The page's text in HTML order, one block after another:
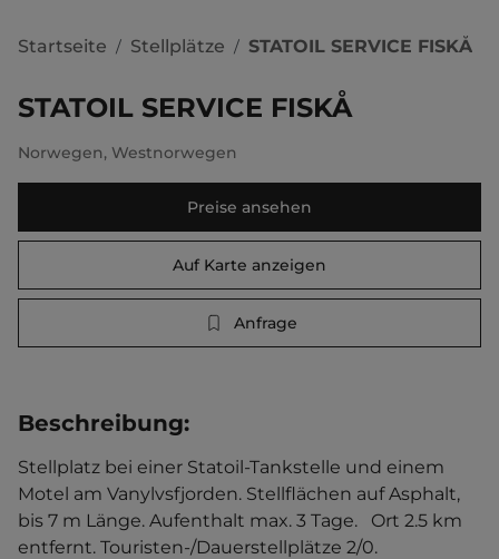
Startseite / Stellplätze / STATOIL SERVICE FISKÅ
STATOIL SERVICE FISKÅ
Norwegen, Westnorwegen
Preise ansehen
Auf Karte anzeigen
Anfrage
Beschreibung:
Stellplatz bei einer Statoil-Tankstelle und einem
Motel am Vanylvsfjorden. Stellflächen auf Asphalt,
bis 7 m Länge. Aufenthalt max. 3 Tage.   Ort 2.5 km
entfernt. Touristen-/Dauerstellplätze 2/0.